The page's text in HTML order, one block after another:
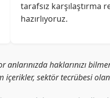
tarafsız karşılaştırma
hazırlıyoruz.
anlarınızda haklarınızı
sektör tecrübesi